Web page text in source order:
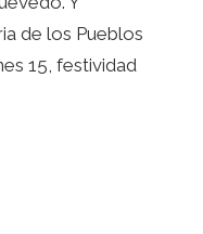
de los Pueblos
15, festividad